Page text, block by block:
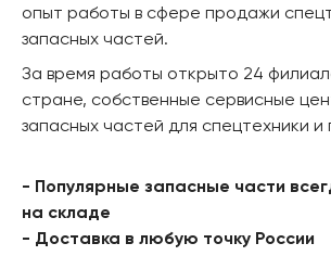
опыт работы в сфере продажи
запасных частей.
За время работы открыто 24
стране, собственные сервисные
запасных частей для спецтехники и
- Популярные запасные части
на складе
- Доставка в любую точку России